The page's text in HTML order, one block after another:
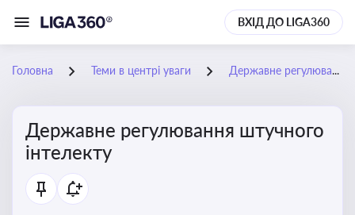
ВХІД ДО LIGA360
Головна Теми в центрі уваги Державне регулювання штучного інтелекту
Державне регулювання штучного
інтелекту